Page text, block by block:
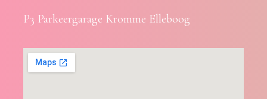
P3 Parkeergarage Kromme Elleboog